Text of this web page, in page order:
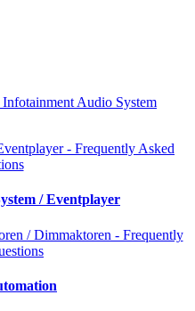
Audio System
/ Eventplayer